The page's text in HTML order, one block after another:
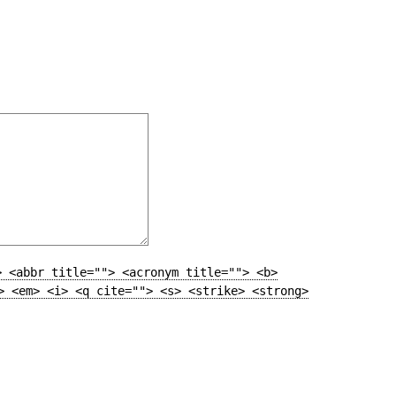
title=""> <acronym title=""> <b>
<em> <i> <q cite=""> <s> <strike> <strong>